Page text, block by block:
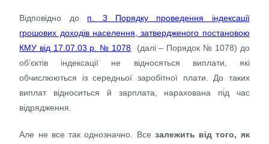
Відповідно до п. 3 Порядку проведення індексації
грошових доходів населення, затвердженого постановою
КМУ від 17.07.03 р. № 1078 (далі – Порядок № 1078) до
об’єктів індексації не відносяться виплати, які
обчислюються із середньої заробітної плати. До таких
виплат відноситься й зарплата, нарахована під час
відрядження.
Але не все так однозначно. Все залежить від того, як